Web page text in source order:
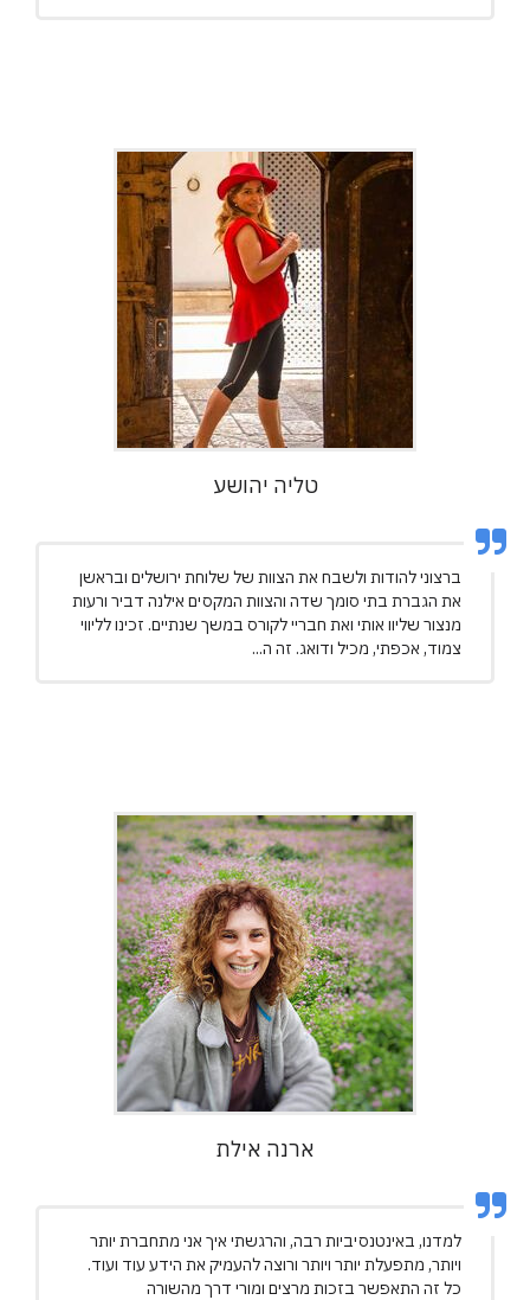
טליה יהושע
ברצוני להודות ולשבח את הצוות של שלוחת ירושלים ובראשן
את הגברת בתי סומך שדה והצוות המקסים אילנה דביר ורעות
מנצור שליוו אותי ואת חבריי לקורס במשך שנתיים. זכינו לליווי
צמוד, אכפתי, מכיל ודואג. זה ה...
ארנה אילת
למדנו, באינטנסיביות רבה, והרגשתי איך אני מתחברת יותר
ויותר, מתפעלת יותר ויותר ורוצה להעמיק את הידע עוד ועוד.
כל זה התאפשר בזכות מרצים ומורי דרך מהשורה